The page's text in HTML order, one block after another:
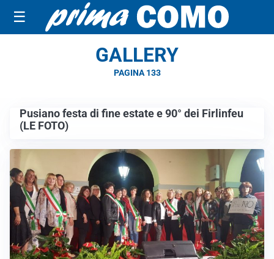
☰
GALLERY
PAGINA 133
Pusiano festa di fine estate e 90° dei Firlinfeu
(LE FOTO)